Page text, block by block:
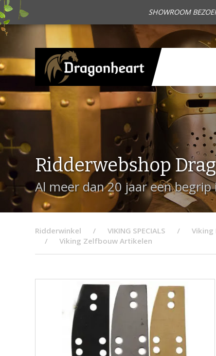
SHOWROOM
Ridderwebshop
Al meer dan 20 jaar een begrip
Ridderwinkel VIKING SPECIALS
Viking
Viking Zelfbouw Artikelen